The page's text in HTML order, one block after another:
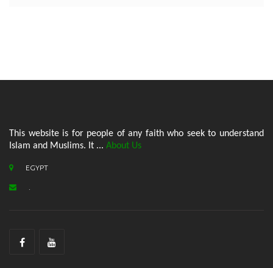
This website is for people of any faith who seek to understand
Islam and Muslims. It ... About Us
EGYPT